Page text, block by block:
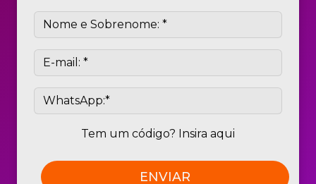
Tem um código? Insira aqui